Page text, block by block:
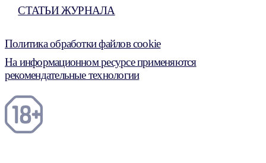
СТАТЬИ ЖУРНАЛА
Политика обработки файлов cookie
На информационном ресурсе применяются
рекомендательные технологии